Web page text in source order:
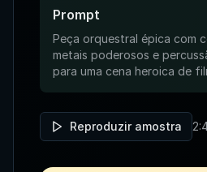
Prompt
Peça orquestral épica com
metais poderosos e
para uma cena heroica de
Reproduzir amostra